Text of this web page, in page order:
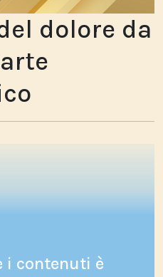
dolore da
i contenuti è